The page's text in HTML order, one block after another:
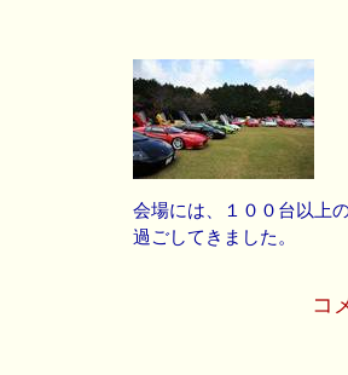
会場には、１００台以上
過ごしてきました。
コ